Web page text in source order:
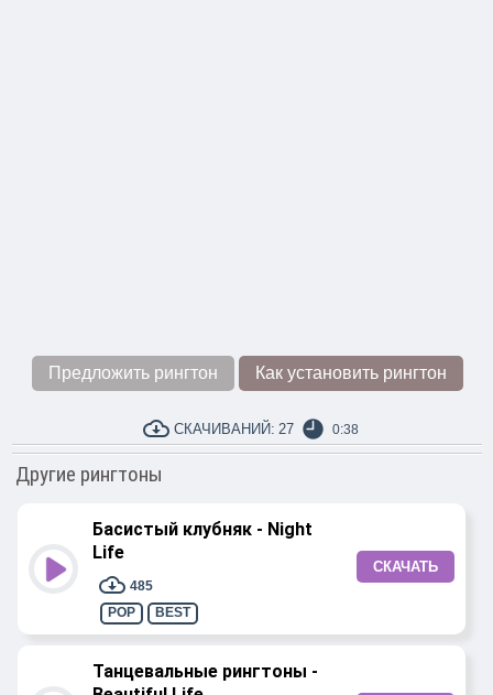
Предложить рингтон Как установить рингтон
СКАЧИВАНИЙ: 27 0:38
Другие рингтоны
Басистый клубняк - Night
Life
485
POP
BEST
СКАЧАТЬ
Танцевальные рингтоны -